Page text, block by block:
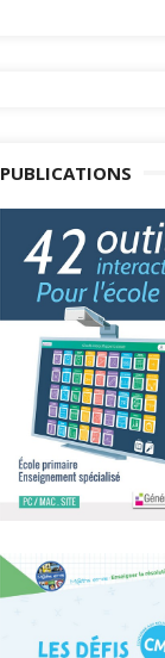
PUBLICATIONS